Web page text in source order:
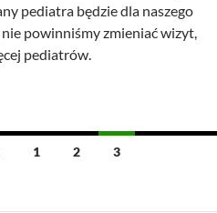
pediatra będzie dla naszego
powinniśmy zmieniać wizyt,
pediatrów.
1 2 3